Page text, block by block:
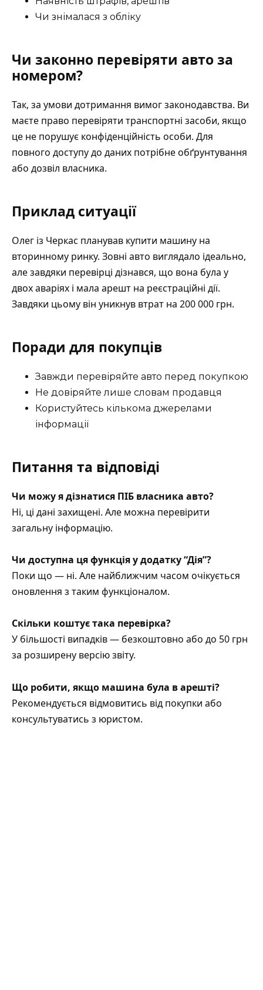
Чи знімалася з обліку
Чи законно перевіряти авто за
номером?
Так, за умови дотримання вимог законодавства. Ви
маєте право перевіряти транспортні засоби, якщо
це не порушує конфіденційність особи. Для
повного доступу до даних потрібне обґрунтування
або дозвіл власника.
Приклад ситуації
Олег із Черкас планував купити машину на
вторинному ринку. Зовні авто виглядало ідеально,
але завдяки перевірці дізнався, що вона була у
двох аваріях і мала арешт на реєстраційні дії.
Завдяки цьому він уникнув втрат на 200 000 грн.
Поради для покупців
Завжди перевіряйте авто перед покупкою
Не довіряйте лише словам продавця
Користуйтесь кількома джерелами
інформації
Питання та відповіді
Чи можу я дізнатися ПІБ власника авто?
Ні, ці дані захищені. Але можна перевірити
загальну інформацію.
Чи доступна ця функція у додатку “Дія”?
Поки що — ні. Але найближчим часом очікується
оновлення з таким функціоналом.
Скільки коштує така перевірка?
У більшості випадків — безкоштовно або до 50 грн
за розширену версію звіту.
Що робити, якщо машина була в арешті?
Рекомендується відмовитись від покупки або
консультуватись з юристом.